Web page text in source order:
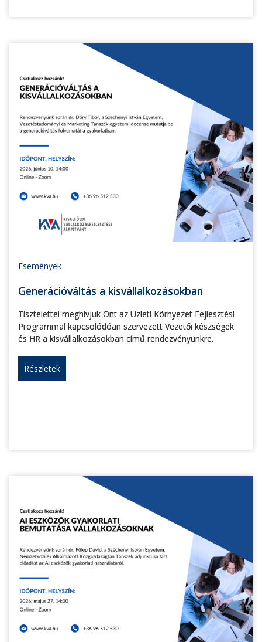
Események
Generációváltás a kisvállalkozásokban
Tisztelettel meghívjuk Önt az Üzleti Környezet Fejlesztési
Programmal kapcsolódóan szervezett Vezetői készségek
és HR a kisvállalkozásokban című rendezvényünkre.
Részletek